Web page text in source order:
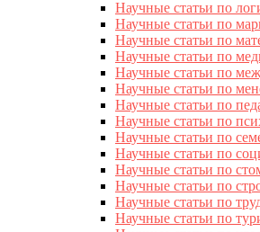
Научные статьи по
Научные статьи по
Научные статьи по
Научные статьи по
Научные статьи по
Научные статьи по
Научные статьи по
Научные статьи по
Научные статьи по
Научные статьи по
Научные статьи по
Научные статьи по
Научные статьи по
Научные статьи по